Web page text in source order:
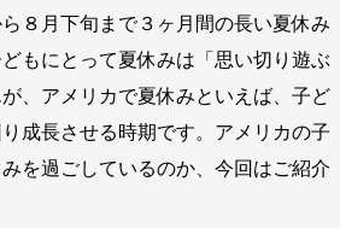
８月下旬まで３ヶ月間の長い夏休み
もにとって夏休みは「思い切り遊ぶ
、アメリカで夏休みといえば、子ど
成長させる時期です。アメリカの子
を過ごしているのか、今回はご紹介